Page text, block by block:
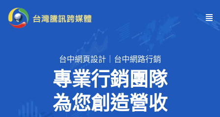
台中網頁設計｜台中網路行銷
專業行銷團隊
為您創造營收